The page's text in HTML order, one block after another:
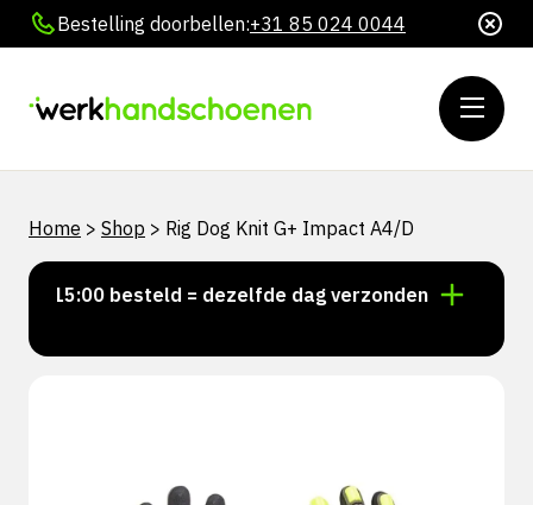
Bestelling doorbellen:+31 85 024 0044
Home > Shop > Rig Dog Knit G+ Impact A4/D
15:00 besteld = dezelfde dag verzonden